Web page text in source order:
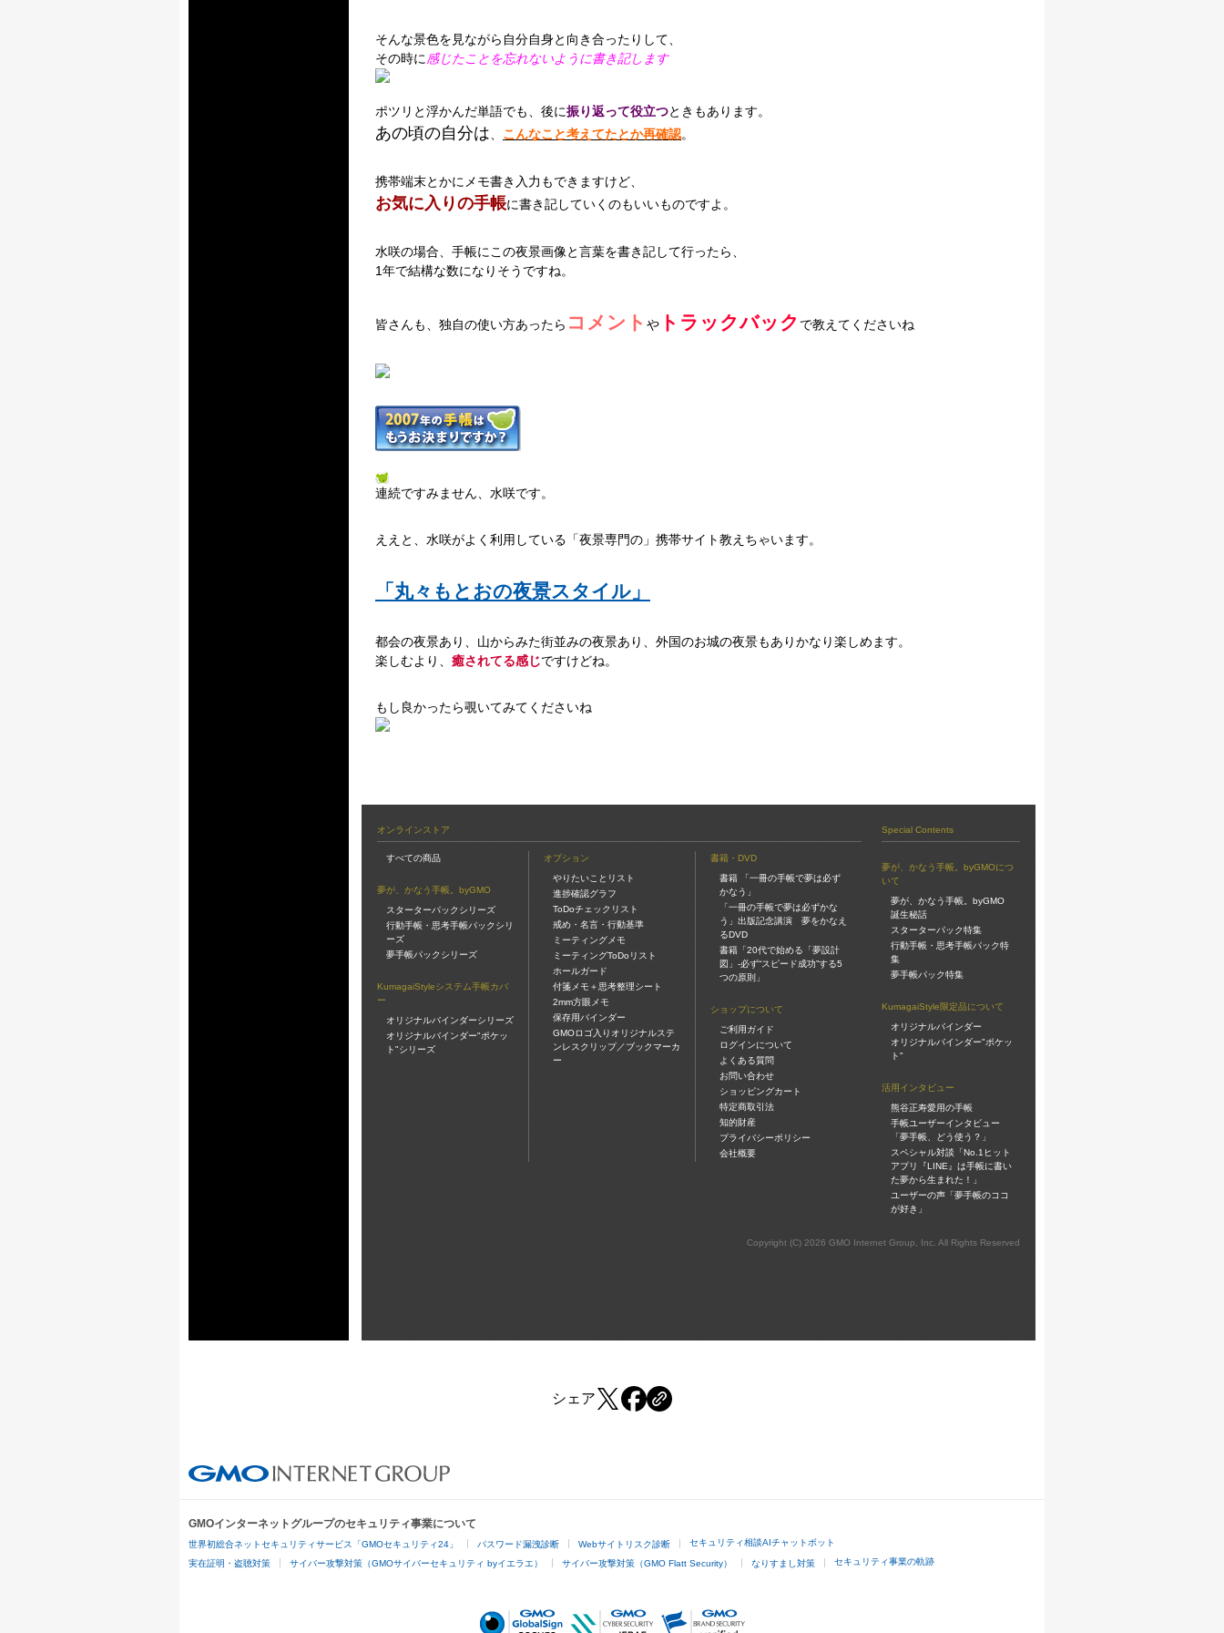
そんな景色を見ながら自分自身と向き合ったりして、
その時に感じたことを忘れないように書き記します
ポツリと浮かんだ単語でも、後に振り返って役立つときもあります。
あの頃の自分は こんなこと考えてたとか再確認。
携帯端末とかにメモ書き入力もできますけど、
お気に入りの手帳に書き記していくのもいいものですよ。
水咲の場合、手帳にこの夜景画像と言葉を書き記して行ったら、
1年で結構な数になりそうですね。
皆さんも、独自の使い方あったら コメント や トラックバック で教えてくださいね
連続ですみません、水咲です。
ええと、水咲がよく利用している「夜景専門の」携帯サイト教えちゃいます。
「丸々もとおの夜景スタイル」
都会の夜景あり、山からみた街並みの夜景あり、外国のお城の夜景もありかなり楽しめます。
楽しむより、 癒されてる感じですけどね。
もし良かったら覗いてみてくださいね
オンラインストア
すべての商品
夢が、かなう手帳。byGMO
スターターパックシリーズ
行動手帳・思考手帳パックシリ
ーズ
夢手帳パックシリーズ
KumagaiStyleシステム手帳カバ
ー
オリジナルバインダーシリーズ
オリジナルバインダー"ポケッ
ト"シリーズ
オプション
やりたいことリスト
進捗確認グラフ
ToDoチェックリスト
戒め・名言・行動基準
ミーティングメモ
ミーティングToDoリスト
ホールガード
付箋メモ＋思考整理シート
2mm方眼メモ
保存用バインダー
GMOロゴ入りオリジナルステ
ンレスクリップ／ブックマーカ
ー
書籍・DVD
書籍 「一冊の手帳で夢は必ず
かなう」
「一冊の手帳で夢は必ずかな
う」出版記念講演 夢をかなえ
るDVD
書籍「20代で始める「夢設計
図」-必ず“スピード成功”する5
つの原則」
ショップについて
ご利用ガイド
ログインについて
よくある質問
お問い合わせ
ショッピングカート
特定商取引法
知的財産
プライバシーポリシー
会社概要
Special Contents
夢が、かなう手帳。byGMOにつ
いて
夢が、かなう手帳。byGMO
誕生秘話
スターターパック特集
行動手帳・思考手帳パック特
集
夢手帳パック特集
KumagaiStyle限定品について
オリジナルバインダー
オリジナルバインダー"ポケッ
ト"
活用インタビュー
熊谷正寿愛用の手帳
手帳ユーザーインタビュー
「夢手帳、どう使う？」
スペシャル対談「No.1ヒット
アプリ『LINE』は手帳に書い
た夢から生まれた！」
ユーザーの声「夢手帳のココ
が好き」
Copyright (C) 2026 GMO Internet Group, Inc. All Rights Reserved
シェア
GMOインターネットグループのセキュリティ事業について
世界初総合ネットセキュリティサービス「GMOセキュリティ24」 パスワード漏洩診断 Webサイトリスク診断 セキュリティ相談AIチャットボット
実在証明・盗聴対策 サイバー攻撃対策（GMOサイバーセキュリティ byイエラエ） サイバー攻撃対策（GMO Flatt Security） なりすまし対策 セキュリティ事業の軌跡